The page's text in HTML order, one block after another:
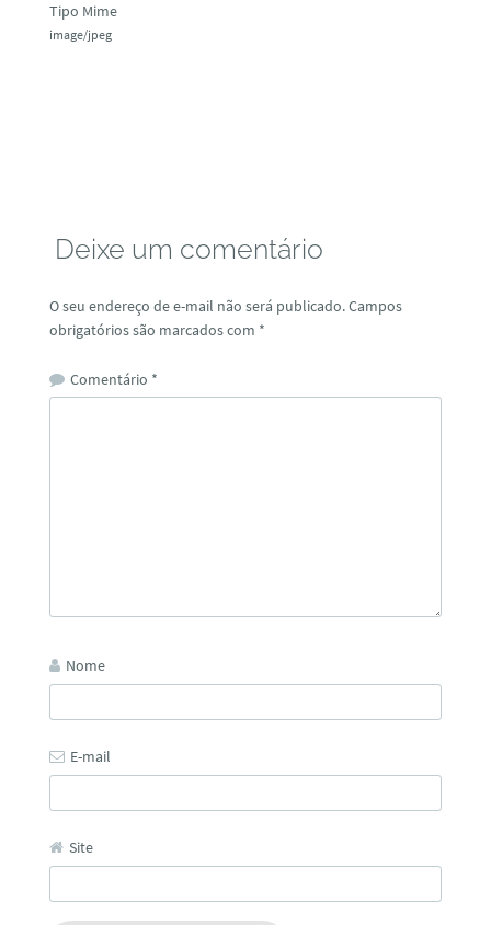
Tipo Mime
image/jpeg
Deixe um comentário
O seu endereço de e-mail não será publicado.Campos
obrigatórios são marcados com *
Comentário *
Nome
E-mail
Site